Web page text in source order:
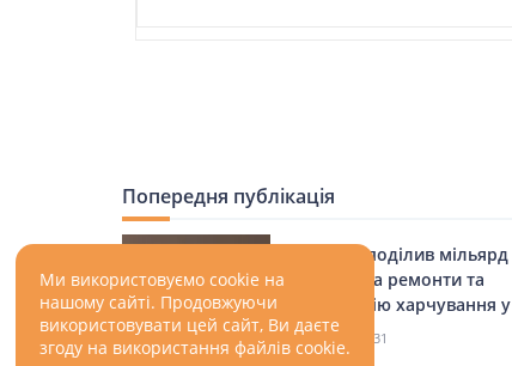
Попередня публікація
Уряд розподілив мільярд
гривень на ремонти та
організацію харчування у
школах
01.09.2021 31
Ми використовуємо cookie на
нашому сайті. Продовжуючи
використовувати цей сайт, Ви даєте
згоду на використання файлів cookie.